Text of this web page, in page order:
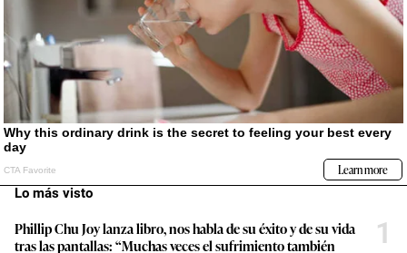
Lo más visto
Phillip Chu Joy lanza libro, nos habla de su éxito y de su vida
tras las pantallas: “Muchas veces el sufrimiento también
1